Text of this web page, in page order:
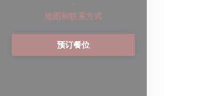
((在新窗口中打开))
地图和联系方式
预订餐位